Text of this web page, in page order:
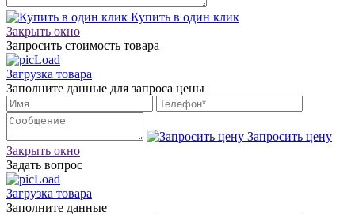
Купить в один клик
Закрыть окно
Запросить стоимость товара
Загрузка товара
Заполните данные для запроса цены
Запросить цену
Закрыть окно
Задать вопрос
Загрузка товара
Заполните данные